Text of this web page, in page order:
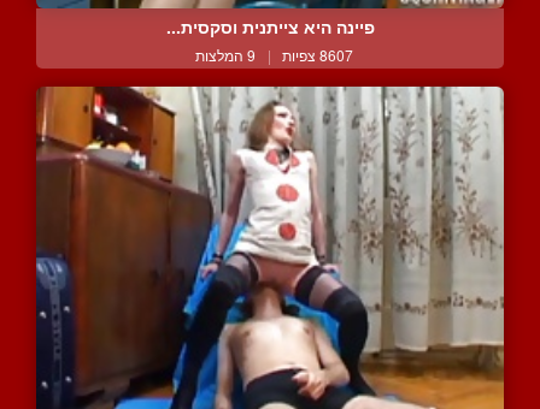
פיינה היא צייתנית וסקסית...
8607 צפיות | 9 המלצות